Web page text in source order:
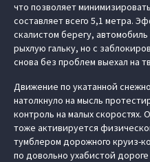
что позволяет
составляет всего 5,1 метра.
скалистом берегу,
рыхлую гальку, но с
снова без проблем выехал на
Движение по укатанной
натолкнуло на мысль
контроль на малых скоростях.
тоже активируется
тумблером дорожного круиз-
по довольно ухабистой